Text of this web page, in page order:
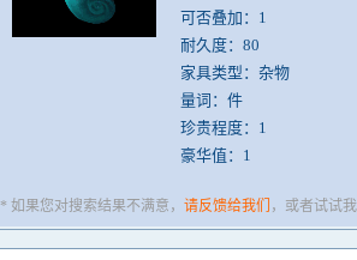
可否叠加：1
耐久度：80
家具类型：杂物
量词：件
珍贵程度：1
豪华值：1
* 如果您对搜索结果不满意， 请反馈给我们 ，或者试试